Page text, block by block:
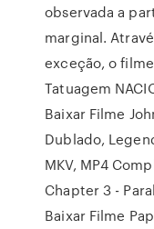
observada a
marginal.
exceção, o
Tatuagem
Baixar Filme
Dublado,
MKV, MP4
Chapter 3 -
Baixar Filme